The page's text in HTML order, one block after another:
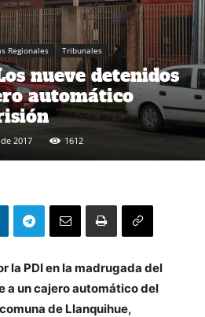
Regionales Tribunales
nueve detenidos
automático
2017 1612
la PDI en la madrugada del
a un cajero automático del
de Llanquihue,